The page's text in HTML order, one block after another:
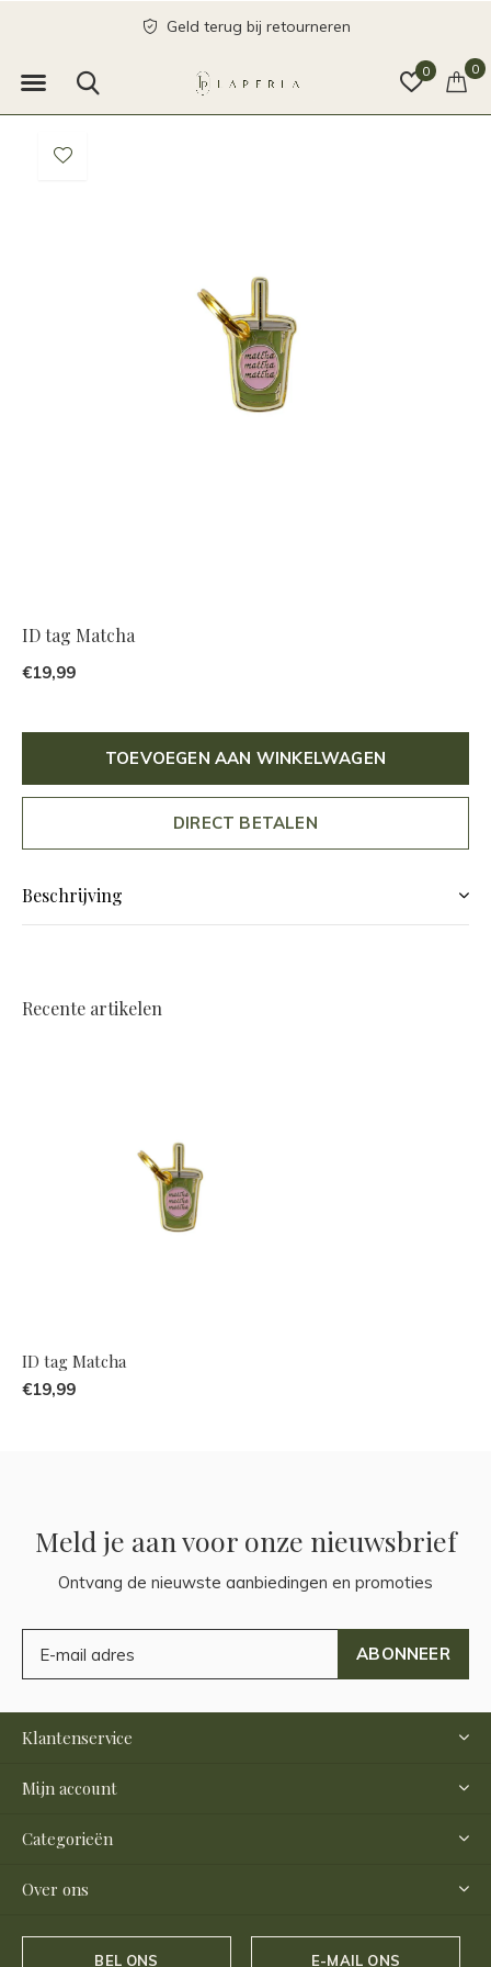
0 0
Geld terug bij retourneren
ID tag Matcha
€19,99
TOEVOEGEN AAN WINKELWAGEN
DIRECT BETALEN
Beschrijving
Recente artikelen
ID tag Matcha
€19,99
Meld je aan voor onze nieuwsbrief
Ontvang de nieuwste aanbiedingen en promoties
ABONNEER
Klantenservice
Mijn account
Categorieën
Over ons
BEL ONS E-MAIL ONS